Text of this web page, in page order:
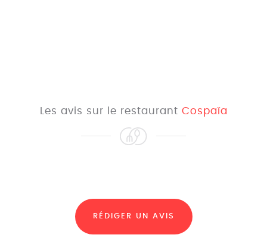
Les avis sur le restaurant Cospaïa
RÉDIGER UN AVIS